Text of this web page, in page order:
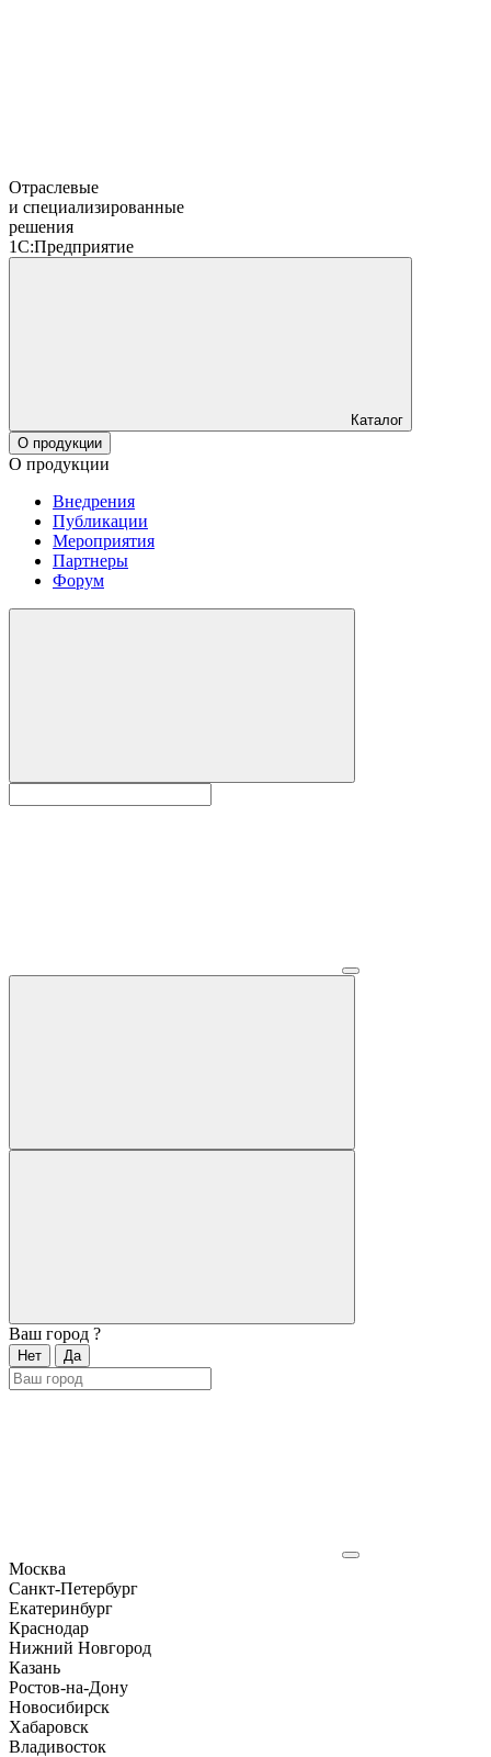
Отраслевые
и специализированные
решения
1С:Предприятие
Каталог
О продукции
О продукции
Внедрения
Публикации
Мероприятия
Партнеры
Форум
Ваш город ?
Нет Да
Москва
Санкт-Петербург
Екатеринбург
Краснодар
Нижний Новгород
Казань
Ростов-на-Дону
Новосибирск
Хабаровск
Владивосток